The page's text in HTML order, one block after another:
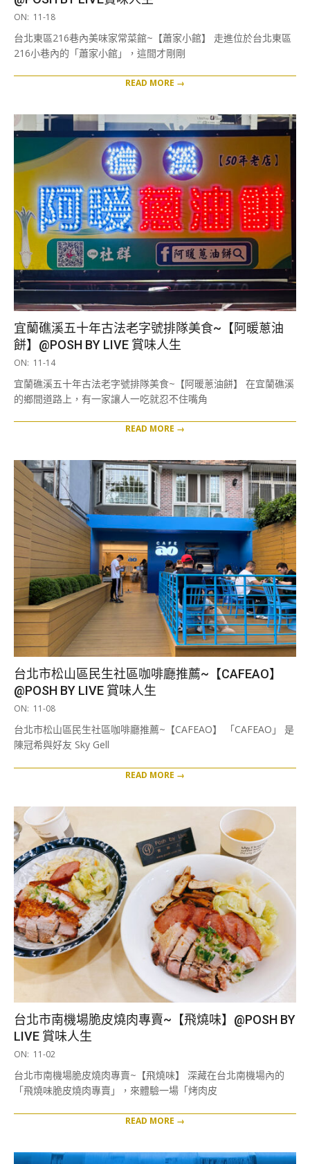
2025-
18
ON: 11-18
台北東區216巷內美味家常菜館~【蕭家小館】 走進位於台北東區
216小巷內的「蕭家小館」，這間才剛剛
READ MORE →
宜蘭礁溪五十年古法老字號排隊美食~【阿暖蔥油
餅】@POSH BY LIVE 賞味人生
2025-
14
ON: 11-14
宜蘭礁溪五十年古法老字號排隊美食~【阿暖蔥油餅】 在宜蘭礁溪
的鄉間道路上，有一家讓人一吃就忍不住嘴角
READ MORE →
台北市松山區民生社區咖啡廳推薦~【CAFEAO】
@POSH BY LIVE 賞味人生
2025-
08
ON: 11-08
台北市松山區民生社區咖啡廳推薦~【CAFEAO】 「CAFEAO」 是
陳冠希與好友 Sky Gell
READ MORE →
台北市南機場脆皮燒肉專賣~【飛燒味】@POSH BY
LIVE 賞味人生
2025-
02
ON: 11-02
台北市南機場脆皮燒肉專賣~【飛燒味】 深藏在台北南機場內的
「飛燒味脆皮燒肉專賣」，來體驗一場「烤肉皮
READ MORE →